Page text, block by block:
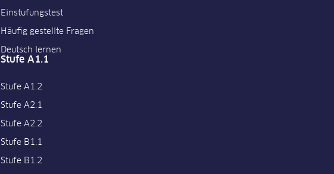
Einstufungstest
Häufig gestellte Fragen
Deutsch lernen
Stufe A1.1
Stufe A1.2
Stufe A2.1
Stufe A2.2
Stufe B1.1
Stufe B1.2